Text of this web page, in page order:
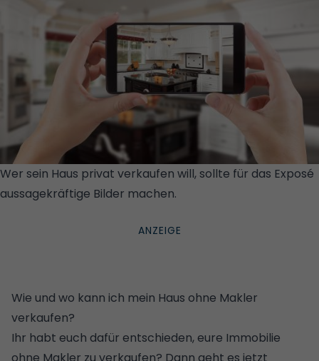
Wer sein Haus privat verkaufen will, sollte für das Exposé
aussagekräftige Bilder machen.
Wie und wo kann ich mein Haus ohne Makler
verkaufen?
Ihr habt euch dafür entschieden, eure Immobilie